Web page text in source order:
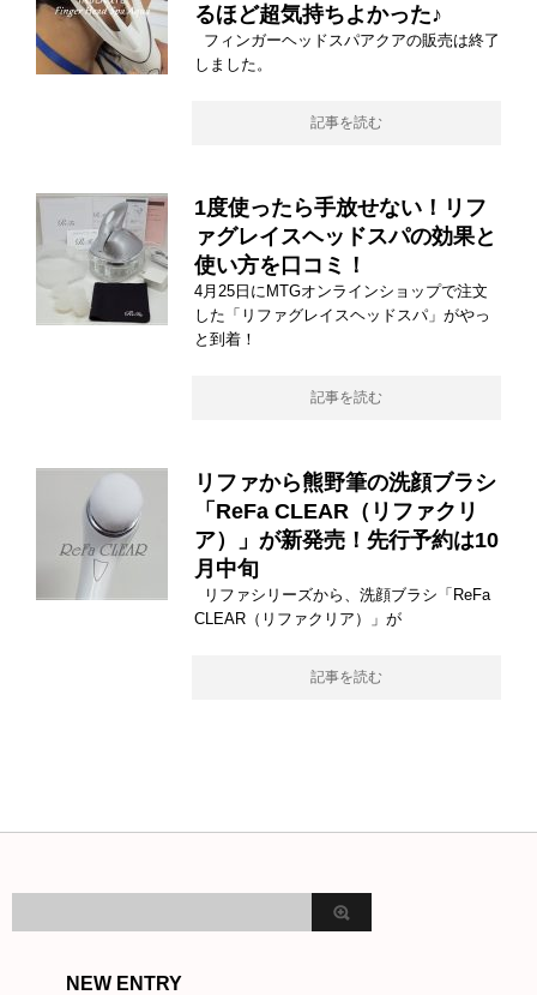
るほど超気持ちよかった♪
フィンガーヘッドスパアクアの販売は終了
しました。
記事を読む
1度使ったら手放せない！リフ
ァグレイスヘッドスパの効果と
使い方を口コミ！
4月25日にMTGオンラインショップで注文
した「リファグレイスヘッドスパ」がやっ
と到着！
記事を読む
リファから熊野筆の洗顔ブラシ
「ReFa CLEAR（リファクリ
ア）」が新発売！先行予約は10
月中旬
リファシリーズから、洗顔ブラシ「ReFa
CLEAR（リファクリア）」が
記事を読む
NEW ENTRY